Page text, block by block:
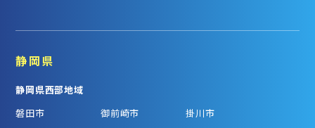
静岡県
静岡県西部地域
磐田市
御前崎市
掛川市